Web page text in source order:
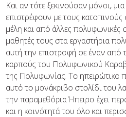
Και αν τότε ξεκινούσαν μόνοι,
επιστρέφουν με τους κατοπινούς
μέλη και από άλλες πολυφωνικές
μαθητές τους στα εργαστήρια
αυτή την επιστροφή σε έναν από
καρπούς του Πολυφωνικού
της Πολυφωνίας. Το ηπειρώτικο
αυτό το μονάκριβο στολίδι του
την παραμεθόρια Ήπειρο έχει
και η κοινότητά του όλο και